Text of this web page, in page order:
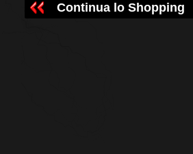
Continua lo Shopping